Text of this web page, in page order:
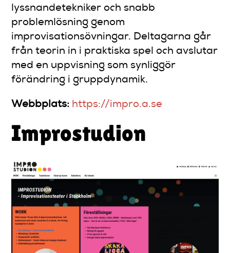
lyssnandetekniker och snabb
problemlösning genom
improvisationsövningar. Deltagarna går
från teorin in i praktiska spel och avslutar
med en uppvisning som synliggör
förändring i gruppdynamik.
Webbplats: https://impro.a.se
Improstudion